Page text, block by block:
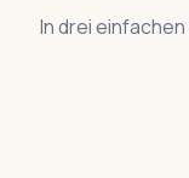
In drei